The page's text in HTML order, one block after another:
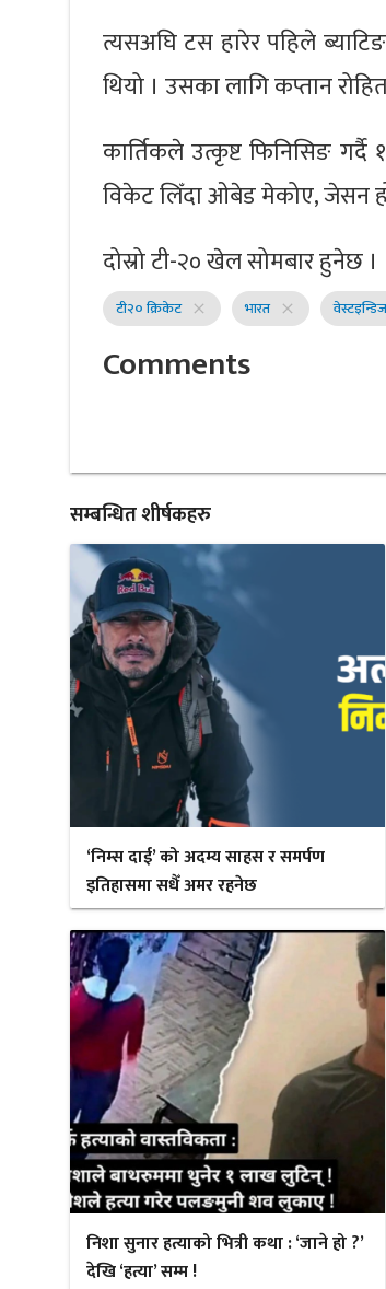
त्यसअघि टस हारेर पहिले
थियो । उसका लागि कप्तान
कार्तिकले उत्कृष्ट फिनिसिङ
विकेट लिँदा ओबेड मेकोए, जेसन
दोस्रो टी-२० खेल सोमबार हुनेछ ।
टी२० क्रिकेट close भारत close वेस्टइन्डिज
Comments
सम्बन्धित शीर्षकहरु
‘निम्स दाई’ को अदम्य साहस र समर्पण
इतिहासमा सधैँ अमर रहनेछ
निशा सुनार हत्याको भित्री कथा : ‘जाने हो ?’
देखि ‘हत्या’ सम्म !